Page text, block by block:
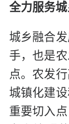
全力服务
城乡融合
手，也是
点。农发
城镇化建
重要切入